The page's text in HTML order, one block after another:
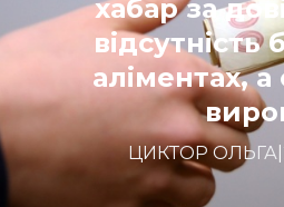
хабар за
відсутність
аліментах,
ЦИКТОР ОЛЬГА